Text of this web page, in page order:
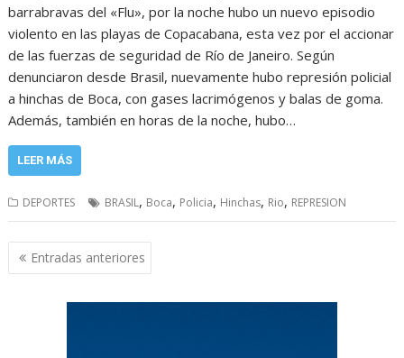
barrabravas del «Flu», por la noche hubo un nuevo episodio
violento en las playas de Copacabana, esta vez por el accionar
de las fuerzas de seguridad de Río de Janeiro. Según
denunciaron desde Brasil, nuevamente hubo represión policial
a hinchas de Boca, con gases lacrimógenos y balas de goma.
Además, también en horas de la noche, hubo…
LEER MÁS
DEPORTES BRASIL, Boca, Policia, Hinchas, Rio, REPRESION
Navegación
de
entradas
Entradas anteriores